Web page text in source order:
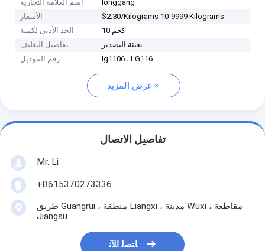
اسم العلامة التجارية
longgang
الأسعار
$2.30/Kilograms 10-9999 Kilograms
الحد الأدنى لكمية
10 كجم
تفاصيل التغليف
تعبئة التصدير
رقم الموديل
lg1106 ، LG116
عرض المزيد
تفاصيل الاتصال
Mr. Li
+8615370273336
طريق Guangrui ، منطقة Liangxi ، مدينة Wuxi ، مقاطعة
Jiangsu
ﺎﺘﺼﻟ ﺍﻶﻧ